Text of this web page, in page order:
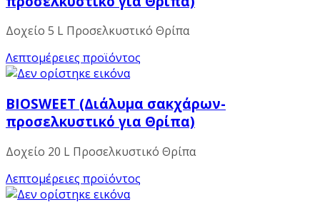
Δοχείο 5 L Προσελκυστικό Θρίπα
Λεπτομέρειες προϊόντος
BIOSWEET (Διάλυμα σακχάρων-
προσελκυστικό για Θρίπα)
Δοχείο 20 L Προσελκυστικό Θρίπα
Λεπτομέρειες προϊόντος